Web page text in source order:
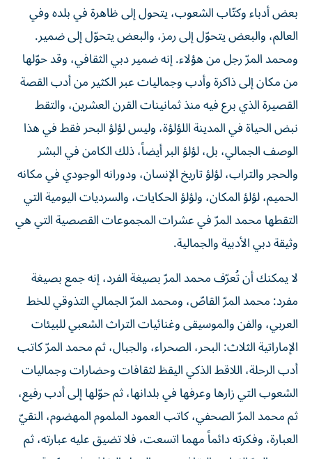
بعض أدباء وكتّاب الشعوب، يتحول إلى ظاهرة في بلده وفي
العالم، والبعض يتحوّل إلى رمز، والبعض يتحوّل إلى ضمير.
ومحمد المرّ رجل من هؤلاء. إنه ضمير دبي الثقافي، وقد حوّلها
من مكان إلى ذاكرة وأدب وجماليات عبر الكثير من أدب القصة
القصيرة الذي برع فيه منذ ثمانينات القرن العشرين، والتقط
نبض الحياة في المدينة اللؤلؤة، وليس لؤلؤ البحر فقط في هذا
الوصف الجمالي، بل، لؤلؤ البر أيضاً، ذلك الكامن في البشر
والحجر والتراب، لؤلؤ تاريخ الإنسان، ودورانه الوجودي في مكانه
الحميم، لؤلؤ المكان، ولؤلؤ الحكايات، والسرديات اليومية التي
التقطها محمد المرّ في عشرات المجموعات القصصية التي هي
وثيقة دبي الأدبية والجمالية.
لا يمكنك أن تُعرّف محمد المرّ بصيغة الفرد، إنه جمع بصيغة
مفرد: محمد المرّ القاصّ، ومحمد المرّ الجمالي التذوقي للخط
العربي، والفن والموسيقى وغنائيات التراث الشعبي للبيئات
الإماراتية الثلاث: البحر، الصحراء، والجبال، ثم محمد المرّ كاتب
أدب الرحلة، اللاقط الذكي اليقظ لثقافات وحضارات وجماليات
الشعوب التي زارها وعرفها في بلدانها، ثم حوّلها إلى أدب رفيع،
ثم محمد المرّ الصحفي، كاتب العمود الملموم المهضوم، النقيّ
العبارة، وفكرته دائماً مهما اتسعت، فلا تضيق عليه عبارته، ثم